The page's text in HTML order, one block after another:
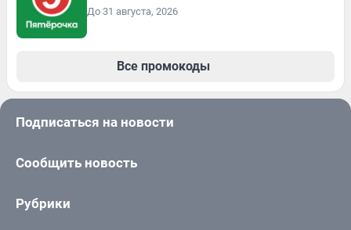
До 31 августа, 2026
Все промокоды
Подписаться на новости
Сообщить новость
Рубрики